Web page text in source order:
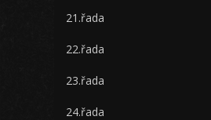
21.řada
22.řada
23.řada
24.řada